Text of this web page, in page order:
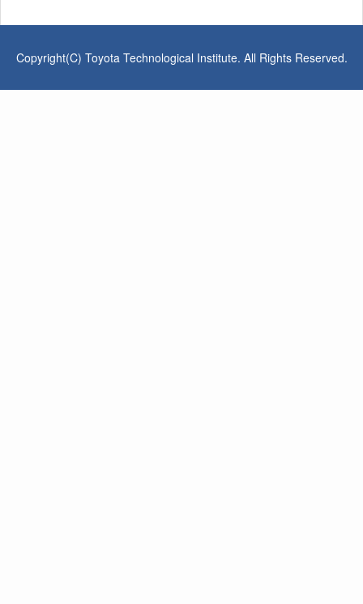
Copyright(C) Toyota Technological Institute. All Rights Reserved.